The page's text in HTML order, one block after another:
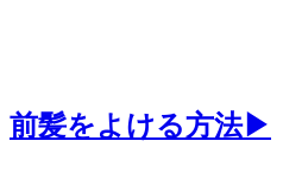
前髪をよける方法▶